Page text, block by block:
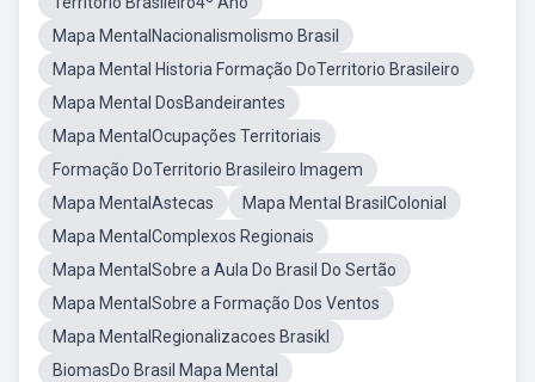
Mapa MentalNacionalismolismo Brasil
Mapa Mental Historia Formação DoTerritorio Brasileiro
Mapa Mental DosBandeirantes
Mapa MentalOcupações Territoriais
Formação DoTerritorio Brasileiro Imagem
Mapa MentalAstecas
Mapa Mental BrasilColonial
Mapa MentalComplexos Regionais
Mapa MentalSobre a Aula Do Brasil Do Sertão
Mapa MentalSobre a Formação Dos Ventos
Mapa MentalRegionalizacoes Brasikl
BiomasDo Brasil Mapa Mental